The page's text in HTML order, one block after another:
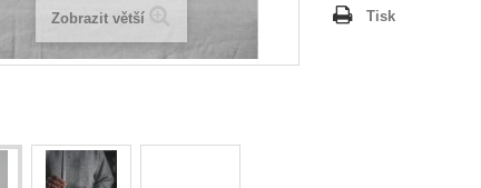
Zobrazit větší
Tisk